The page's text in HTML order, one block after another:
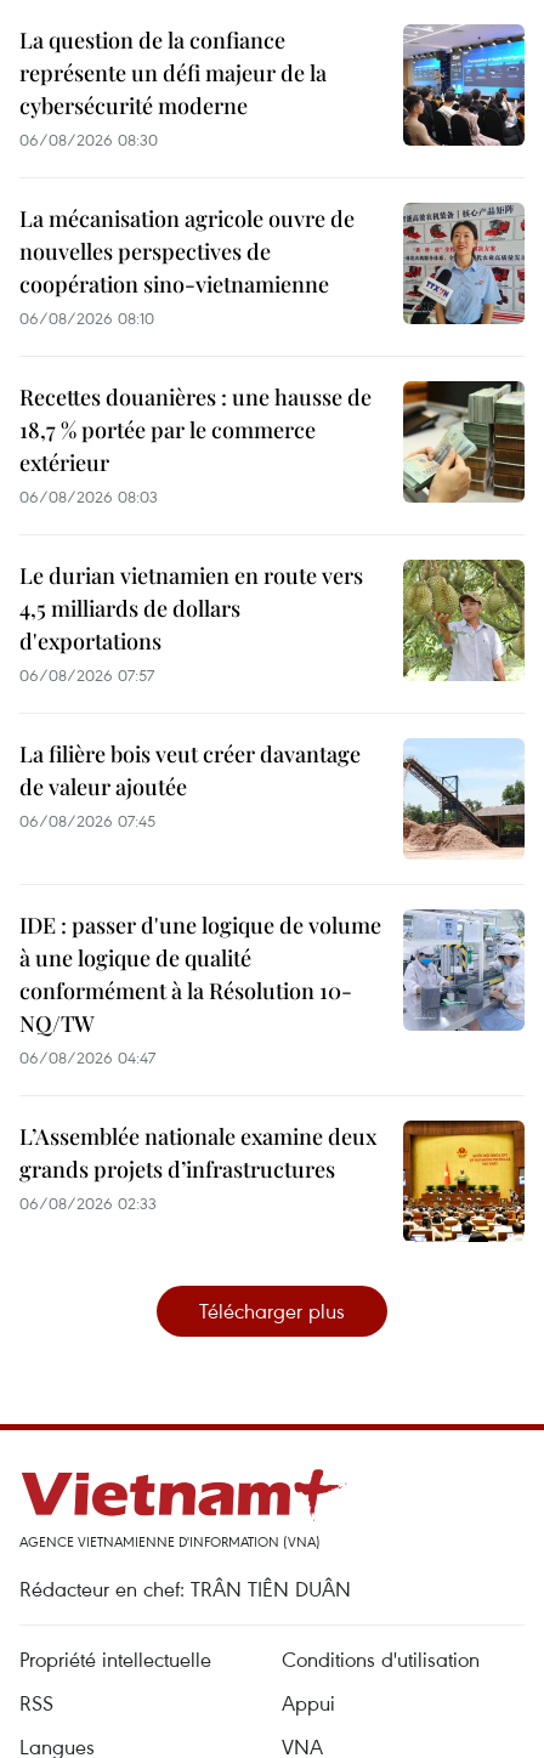
La question de la confiance
représente un défi majeur de la
cybersécurité moderne
06/08/2026 08:30
La mécanisation agricole ouvre de
nouvelles perspectives de
coopération sino-vietnamienne
06/08/2026 08:10
Recettes douanières : une hausse de
18,7 % portée par le commerce
extérieur
06/08/2026 08:03
Le durian vietnamien en route vers
4,5 milliards de dollars
d'exportations
06/08/2026 07:57
La filière bois veut créer davantage
de valeur ajoutée
06/08/2026 07:45
IDE : passer d'une logique de volume
à une logique de qualité
conformément à la Résolution 10-
NQ/TW
06/08/2026 04:47
L’Assemblée nationale examine deux
grands projets d’infrastructures
06/08/2026 02:33
Télécharger plus
AGENCE VIETNAMIENNE D'INFORMATION (VNA)
Rédacteur en chef: TRÂN TIÊN DUÂN
Propriété intellectuelle
Conditions d'utilisation
RSS
Appui
Langues
VNA